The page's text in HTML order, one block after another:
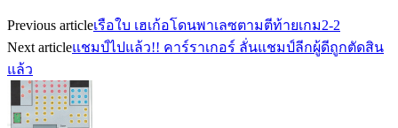
Previous articleเรือใบ เฮเก้อโดนพาเลซตามตีท้ายเกม2-2
Next articleแชมป์ไปแล้ว!! คาร์ราเกอร์ ลั่นแชมป์ลีกผู้ดีถูกตัดสิน
แล้ว